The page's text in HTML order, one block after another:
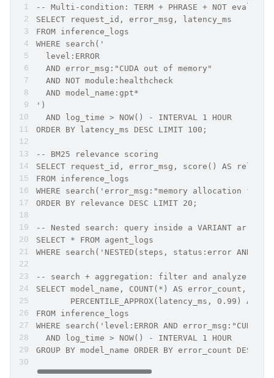
-- Multi-condition: TERM + PHRASE + NOT
SELECT request_id, error_msg, latency_ms
FROM inference_logs
WHERE search('
  level:ERROR
  AND error_msg:"CUDA out of memory"
  AND NOT module:healthcheck
  AND model_name:gpt*
')
  AND log_time > NOW() - INTERVAL 1 HOUR
ORDER BY latency_ms DESC LIMIT 100;
-- BM25 relevance scoring
SELECT request_id, error_msg, score() AS
FROM inference_logs
WHERE search('error_msg:"memory allocation
ORDER BY relevance DESC LIMIT 20;
-- Nested search: query inside a VARIANT array
SELECT * FROM agent_logs
WHERE search('NESTED(steps, status:error AND
-- search + aggregation: filter and analyze in
SELECT model_name, COUNT(*) AS error_count,
PERCENTILE_APPROX(latency_ms, 0.99) AS
FROM inference_logs
WHERE search('level:ERROR AND error_msg:"CUDA
  AND log_time > NOW() - INTERVAL 1 HOUR
GROUP BY model_name ORDER BY error_count DESC;